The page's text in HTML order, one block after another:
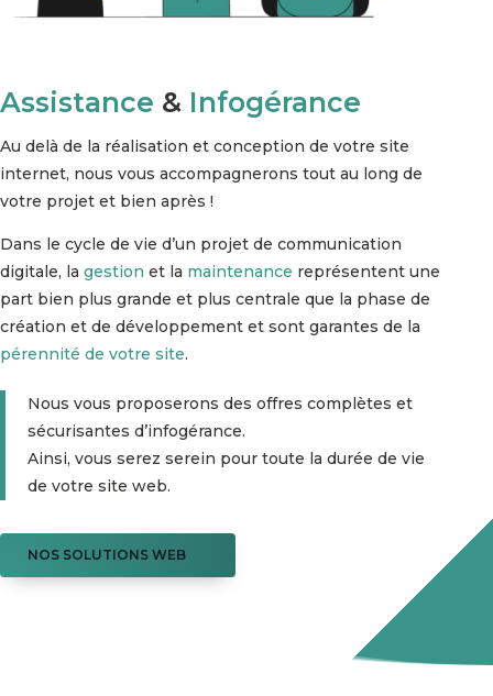
Assistance & Infogérance
Au delà de la réalisation et conception de votre site
internet, nous vous accompagnerons tout au long de
votre projet et bien après !
Dans le cycle de vie d’un projet de communication
digitale, la gestion et la maintenance représentent une
part bien plus grande et plus centrale que la phase de
création et de développement et sont garantes de la
pérennité de votre site.
Nous vous proposerons des offres complètes et
sécurisantes d’infogérance.
Ainsi, vous serez serein pour toute la durée de vie
de votre site web.
NOS SOLUTIONS WEB